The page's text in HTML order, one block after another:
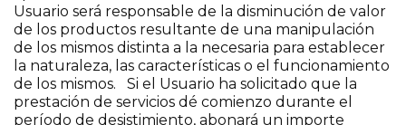
Usuario será responsable de la disminución de valor
de los productos resultante de una manipulación
de los mismos distinta a la necesaria para establecer
la naturaleza, las características o el funcionamiento
de los mismos. Si el Usuario ha solicitado que la
prestación de servicios dé comienzo durante el
período de desistimiento, abonará un importe